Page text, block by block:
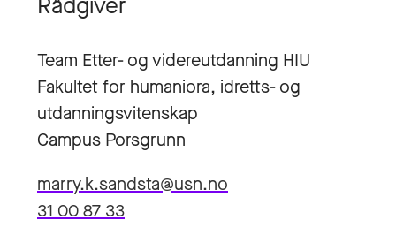
Team Etter- og videreutdanning HIU
Fakultet for humaniora, idretts- og
utdanningsvitenskap
Campus Porsgrunn
marry.k.sandsta@usn.no
31 00 87 33